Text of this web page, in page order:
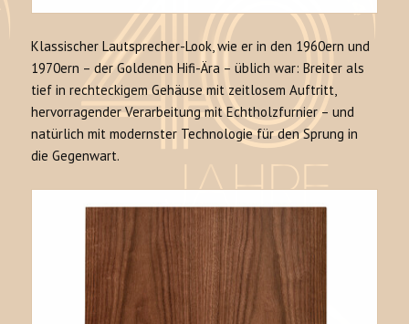
Klassischer Lautsprecher-Look, wie er in den 1960ern und
1970ern – der Goldenen Hifi-Ära – üblich war: Breiter als
tief in rechteckigem Gehäuse mit zeitlosem Auftritt,
hervorragender Verarbeitung mit Echtholzfurnier – und
natürlich mit modernster Technologie für den Sprung in
die Gegenwart.